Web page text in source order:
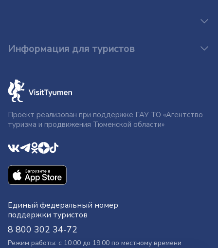
Информация для туристов
Проект реализован при поддержке ГАУ ТО «Агентство
туризма и продвижения Тюменской области»
Единый федеральный номер
поддержки туристов
8 800 302 34-72
Режим работы: с 10:00 до 19:00 по местному времени